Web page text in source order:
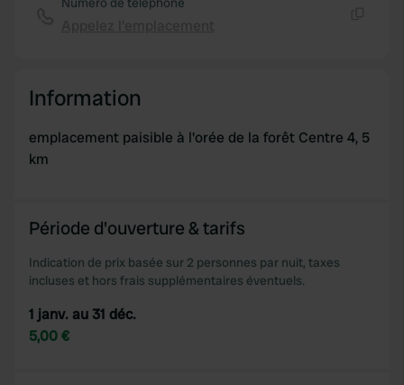
Information
emplacement paisible à l'orée de la forêt Centre 4, 5
km
Période d'ouverture & tarifs
Indication de prix basée sur 2 personnes par nuit, taxes
incluses et hors frais supplémentaires éventuels.
1 janv. au 31 déc.
5,00 €